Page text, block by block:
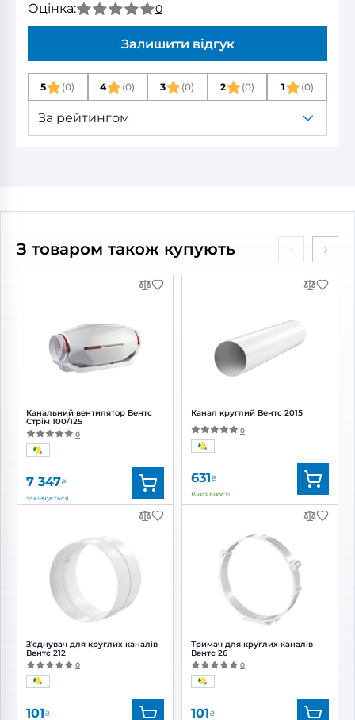
Оцінка: 0
Залишити відгук
5 (0) 4 (0) 3 (0) 2 (0) 1 (0)
За рейтингом
З товаром також купують
Канальний вентилятор Вентс
Стрім 100/125
0
7 347₴
закінчується
Вентс
Артикул:
0688321294
Діаметр:
125/100 мм
Рівень
шуму:
З'єднувач для круглих каналів
Вентс 212
0
101₴
Канал круглий Вентс 2015
0
631₴
В наявності
Вентс
Артикул:0687850249
Діаметр:
125 мм
Тримач для круглих каналів
Вентс 26
0
101₴